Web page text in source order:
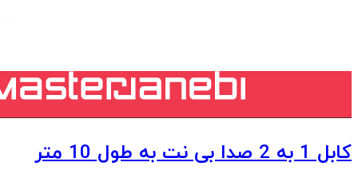
کابل 1 به 2 صدا بی نت به طول 10 متر